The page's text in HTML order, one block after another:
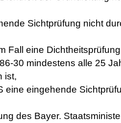
Sichtprüfung nicht
Fall eine
30 mindestens alle 25
ist,
eine eingehende
des Bayer.